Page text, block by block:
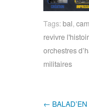
Tags:bal,
revivre
orchestres
militaires
← BALAD’EN